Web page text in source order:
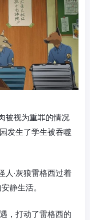
被视为重罪的情况
发生了学生被吞噬
人·灰狼雷格西过着
静生活。
，打动了雷格西的